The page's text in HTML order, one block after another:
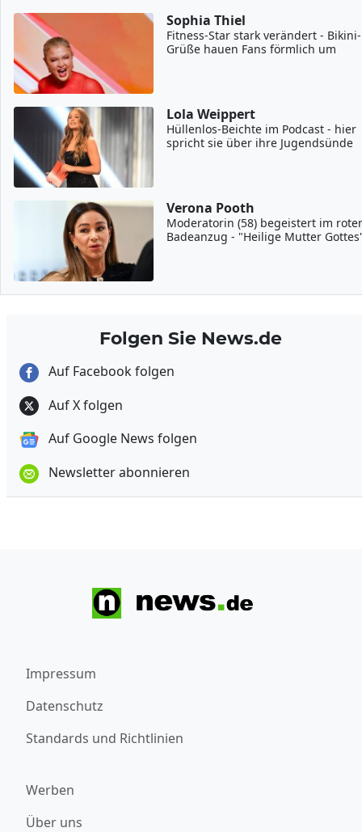
Sophia Thiel
Fitness-Star stark verändert - Bikini-
Grüße hauen Fans förmlich um
Lola Weippert
Hüllenlos-Beichte im Podcast - hier
spricht sie über ihre Jugendsünde
Verona Pooth
Moderatorin (58) begeistert im
Badeanzug - "Heilige Mutter
Folgen Sie News.de
Auf Facebook folgen
Auf X folgen
Auf Google News folgen
Newsletter abonnieren
Impressum
Datenschutz
Standards und Richtlinien
Werben
Über uns